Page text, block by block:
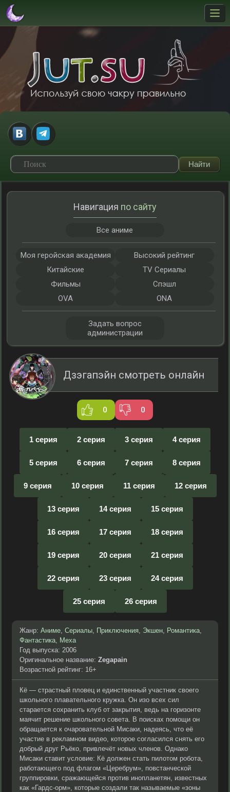
Дзэгапэйн смотреть онлайн
0 0
1 серия 2 серия 3 серия 4 серия
5 серия 6 серия 7 серия 8 серия
9 серия 10 серия 11 серия 12 серия
13 серия 14 серия 15 серия
16 серия 17 серия 18 серия
19 серия 20 серия 21 серия
22 серия 23 серия 24 серия
25 серия 26 серия
Жанр: Аниме, Сериалы, Приключения, Экшен, Романтика,
Фантастика, Меха
Год выпуска: 2006
Оригинальное название: Zegapain
Возрастной рейтинг: 16+
Кё — страстный пловец и единственный участник своего
школьного плавательного кружка. Он изо всех сил
старается сохранить клуб от закрытия, ведь на горизонте
маячит решение школьного совета. В поисках помощи он
обращается к очаровательной Мисаки, надеясь, что её
участие в рекламном видео, которое согласился снять его
добрый друг Рьёко, привлечёт новых членов. Однако
Мисаки ставит условие: Кё должен стать пилотом робота,
работающего под флагом «Церебрум», повстанческой
группировки, сражающейся против инопланетян, известных
как «Гардс-орм», которые создали так называемые «зоны
Навигация по сайту
Все аниме
Моя геройская академия
Высокий рейтинг
Китайские
TV Сериалы
Фильмы
Спэшл
OVA
ONA
Задать вопрос
администрации